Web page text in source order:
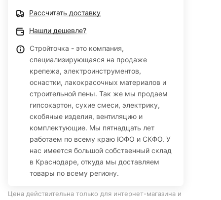
Рассчитать доставку
Нашли дешевле?
Стройточка - это компания,
специализирующаяся на продаже
крепежа, электроинструментов,
оснастки, лакокрасочных материалов и
строительной пены. Так же мы продаем
гипсокартон, сухие смеси, электрику,
скобяные изделия, вентиляцию и
комплектующие. Мы пятнадцать лет
работаем по всему краю ЮФО и СКФО. У
нас имеется большой собственный склад
в Краснодаре, откуда мы доставляем
товары по всему региону.
Цена действительна только для интернет-магазина и